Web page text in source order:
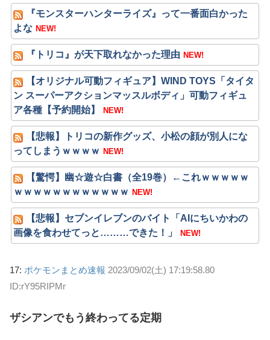
『モンスターハンターライズ』って一番面白かった
よな NEW!
『トリコ』が天下取れなかった理由 NEW!
【オリジナル可動フィギュア】WIND TOYS「タイタ
ン スーパーアクションマッスルボディ」可動フィギュ
ア各種【予約開始】
NEW!
【悲報】トリコの新作グッズ、小松の顔が別人にな
ってしまうｗｗｗｗ NEW!
【驚愕】幽☆遊☆白書（全19巻）←これｗｗｗｗｗ
ｗｗｗｗｗｗｗｗｗｗｗｗ NEW!
【悲報】セブンイレブンのバイト「AIにちいかわの
画像を食わせてっと………できた！」
NEW!
17: ポケモンまとめ速報 2023/09/02(土) 17:19:58.80
ID:rY95RIPMr
ザシアンでもう終わってる定期